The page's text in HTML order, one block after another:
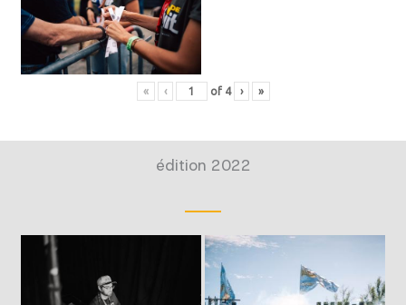
« ‹ of 4 › »
édition 2022